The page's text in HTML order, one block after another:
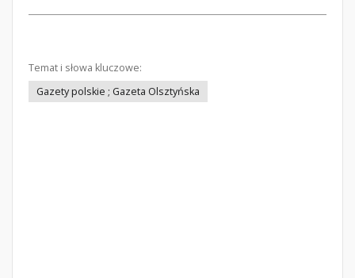
Temat i słowa kluczowe:
Gazety polskie ; Gazeta Olsztyńska